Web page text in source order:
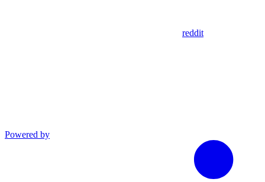
reddit
Powered by